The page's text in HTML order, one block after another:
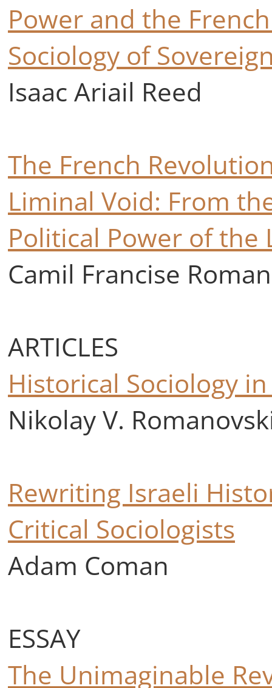
Power and the
Sociology of
Isaac Ariail Reed
The French
Liminal Void: From
Political Power of the
Camil Francise Roman
ARTICLES
Historical Sociology
Nikolay V.
Rewriting Israeli
Critical Sociologists
Adam Coman
ESSAY
The Unimaginable